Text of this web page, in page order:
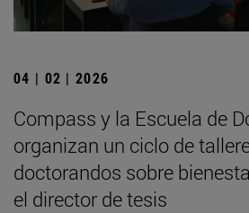
04 | 02 | 2026
Compass y la Escuela de
organizan un ciclo de
doctorandos sobre
el director de tesis